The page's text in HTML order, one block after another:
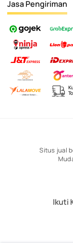
Jasa Pengiriman
Situs jual
Ikuti